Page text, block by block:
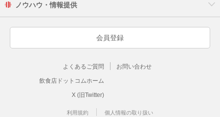
ノウハウ・情報提供
会員登録
よくあるご質問 お問い合わせ
飲食店ドットコムホーム
X (旧Twitter)
利用規約 個人情報の取り扱い